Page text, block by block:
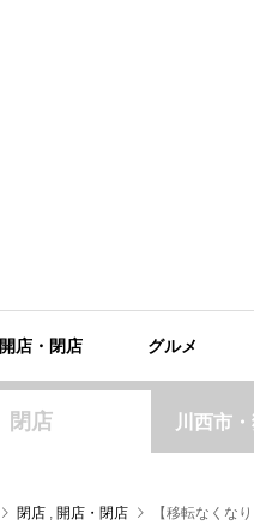
開店・閉店 グルメ
閉店 川西市
閉店 , 開店・閉店 【移転なくな